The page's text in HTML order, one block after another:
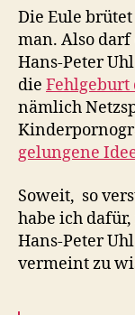
Die Eule
man. Also
Hans-Peter
die Fehlgeburt
nämlich
gelungene
Soweit, so
habe ich
Hans-Peter
vermeint zu